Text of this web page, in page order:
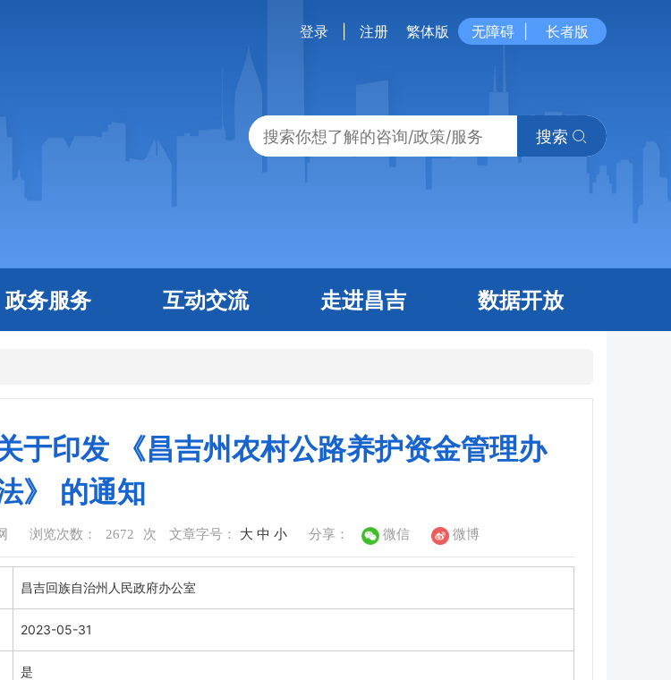
登录 注册 繁体版 无障碍 长者版
搜索
政务服务 互动交流 走进昌吉 数据开放
于印发 《昌吉州农村公路养护资金管理办
》 的通知
浏览次数： 2672 次 文章字号： 大 中 小 分享： 微信 微博
昌吉回族自治州人民政府办公室
2023-05-31
是